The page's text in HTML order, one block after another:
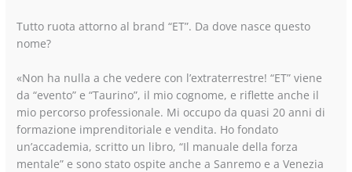
Tutto ruota attorno al brand “ET”. Da dove nasce questo
nome?
«Non ha nulla a che vedere con l’extraterrestre! “ET” viene
da “evento” e “Taurino”, il mio cognome, e riflette anche il
mio percorso professionale. Mi occupo da quasi 20 anni di
formazione imprenditoriale e vendita. Ho fondato
un’accademia, scritto un libro, “Il manuale della forza
mentale” e sono stato ospite anche a Sanremo e a Venezia